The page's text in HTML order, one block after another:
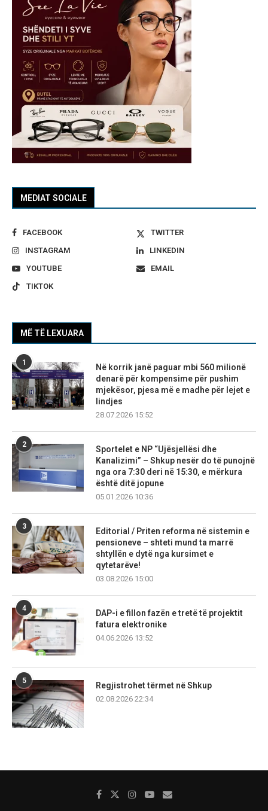
MEDIAT SOCIALE
FACEBOOK
TWITTER
INSTAGRAM
LINKEDIN
YOUTUBE
EMAIL
TIKTOK
MË TË LEXUARA
1
Në korrik janë paguar mbi 560 milionë
denarë për kompensime për pushim
mjekësor, pjesa më e madhe për lejet e
lindjes
28.07.2026 15:52
2
Sportelet e NP “Ujësjellësi dhe
Kanalizimi” – Shkup nesër do të punojnë
nga ora 7:30 deri në 15:30, e mërkura
është ditë jopune
05.01.2026 10:36
3
Editorial / Priten reforma në sistemin e
pensioneve – shteti mund ta marrë
shtyllën e dytë nga kursimet e
qytetarëve!
03.08.2026 15:00
4
DAP-i e fillon fazën e tretë të projektit
fatura elektronike
04.06.2026 13:52
5
Regjistrohet tërmet në Shkup
02.08.2026 22:34